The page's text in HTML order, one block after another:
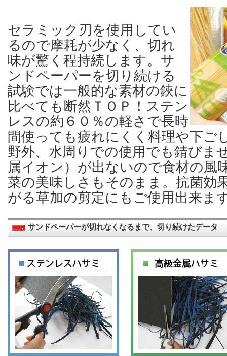
セラミック刃を使用してい
るので摩耗が少なく、切れ
味が驚く程持続します。サ
ンドペーパーを切り続ける
試験では一般的な素材の鋏に
比べても断然ＴＯＰ！ステン
レスの約６０％の軽さで長時
間使っても疲れにくく料理や下ご
野外、水周りでの使用でも錆びま
属イオン）が出ないので食材の風
菜の美味しさもそのまま。抗菌効
がる草加の剪定にもご使用出来ま
サンドペーパーが切れなくなるまで、切り続けたデータ